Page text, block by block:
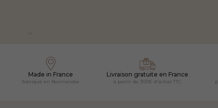
Made in France
fabriqué en Normandie
Livraison gratuite en France
à partir de 300€ d'achat TTC